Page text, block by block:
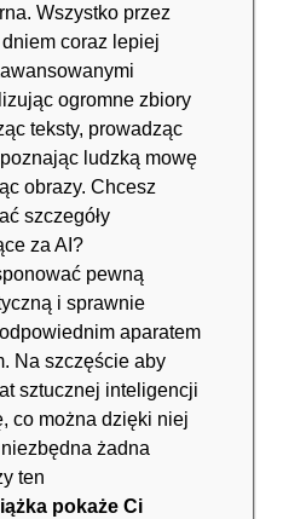
Wszystko przez
coraz lepiej
ogromne zbiory
teksty, prowadząc
ludzką mowę
obrazy. Chcesz
szczegóły
za AI?
pewną
i sprawnie
aparatem
Na szczęście aby
sztucznej inteligencji
co można dzięki niej
żadna
ten
pokaże Ci